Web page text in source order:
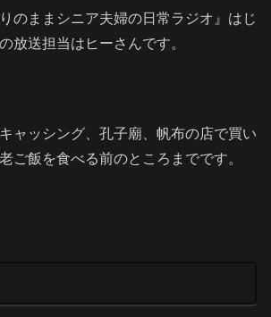
のままシニア夫婦の日常ラジオ』はじ
放送担当はヒーさんです。
ャッシング、孔子廟、帆布の店で買い
ご飯を食べる前のところまでです。